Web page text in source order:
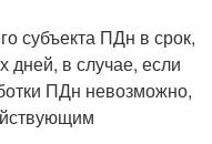
субъекта ПДн в срок,
в случае, если
ПДн невозможно,